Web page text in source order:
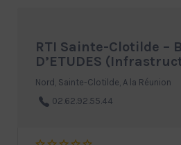
RTI Sainte-Clotilde –
D’ETUDES
Nord, Sainte-Clotilde, A la Réunion
02.62.92.55.44